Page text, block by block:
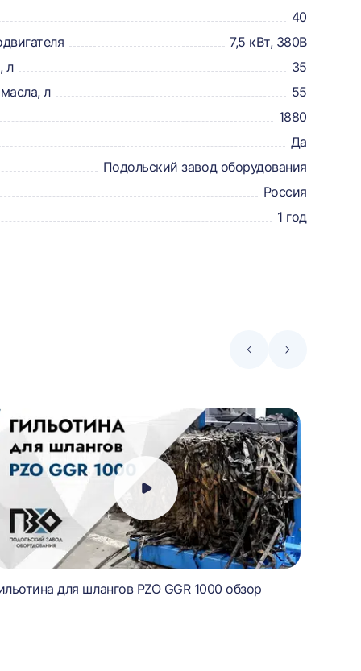
40
7,5 кВт, 380В
л
35
л
55
1880
Да
Подольский завод оборудования
Россия
1 год
СтрелкаСтрелка
для шлангов PZO GGR 1000 обзор